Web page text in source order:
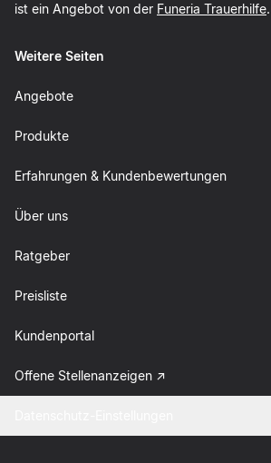
ist ein Angebot von der Funeria Trauerhilfe.
Weitere Seiten
Angebote
Produkte
Erfahrungen & Kundenbewertungen
Über uns
Ratgeber
Preisliste
Kundenportal
Offene Stellenanzeigen